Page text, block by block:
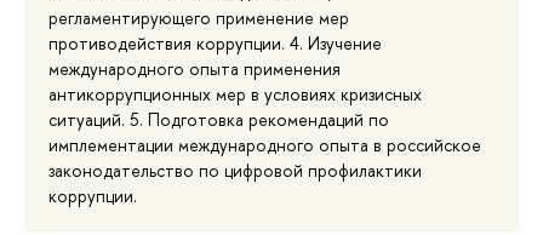
регламентирующего применение мер
противодействия коррупции. 4. Изучение
международного опыта применения
антикоррупционных мер в условиях кризисных
ситуаций. 5. Подготовка рекомендаций по
имплементации международного опыта в российское
законодательство по цифровой профилактики
коррупции.